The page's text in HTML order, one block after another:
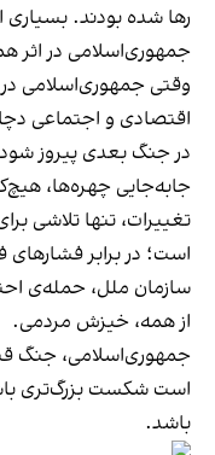
رها شده بودند. بسیاری
جمهوری‌اسلامی در
وقتی جمهوری‌اسلامی در
اقتصادی و اجتماعی
در جنگ بعدی پیروز
جابه‌جایی چهره‌ها،
تغییرات، تنها تلاشی
است؛ در برابر
سازمان ملل، حمله‌ی
از همه، خیزش مردمی.
جمهوری‌اسلامی، جنگ
است شکست بزرگ‌تری
باشد.